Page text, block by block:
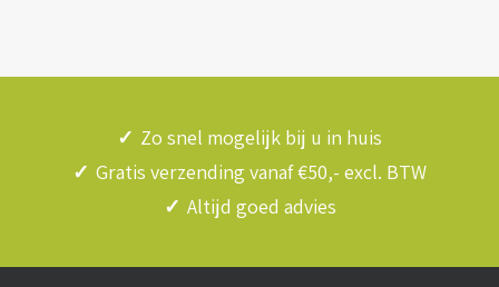
✓ Zo snel mogelijk bij u in huis
✓ Gratis verzending vanaf €50,- excl. BTW
✓ Altijd goed advies